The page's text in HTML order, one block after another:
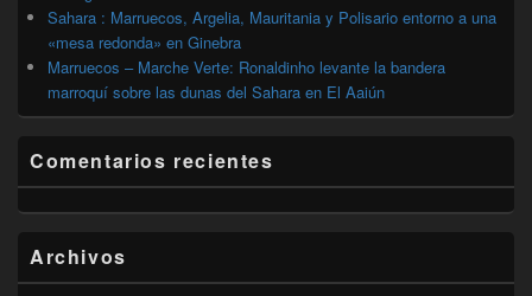
Sahara : Marruecos, Argelia, Mauritania y Polisario entorno a una
«mesa redonda» en Ginebra
Marruecos – Marche Verte: Ronaldinho levante la bandera
marroquí sobre las dunas del Sahara en El Aaiún
Comentarios recientes
Archivos